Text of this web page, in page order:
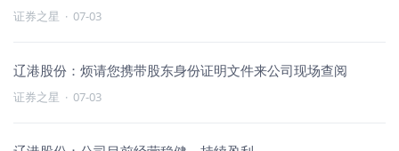
证券之星 · 07-03
辽港股份：烦请您携带股东身份证明文件来公司现场查阅
证券之星 · 07-03